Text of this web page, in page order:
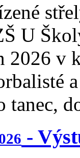
U
2026 v
tanec,
-